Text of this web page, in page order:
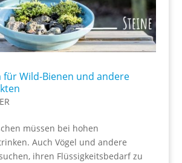
für Wild-Bienen und andere
müssen bei hohen
Auch Vögel und andere
ihren Flüssigkeitsbedarf zu